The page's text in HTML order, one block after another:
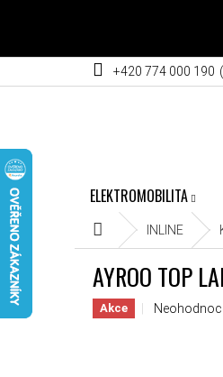
+420 774 000 190
ELEKTROMOBILITA
Domů INLINE
AYROO TOP
Akce Průměrné